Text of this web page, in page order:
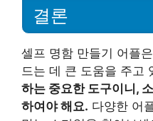
결론
셀프 명함 만들기 어플
드는 데 큰 도움을 주고
하는 중요한 도구이니,
하여야 해요. 다양한 어